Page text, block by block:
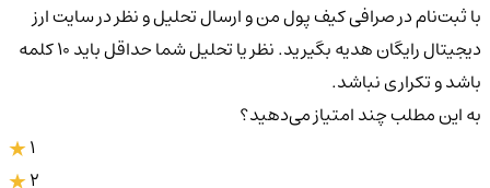
با ثبت‌نام در صرافی کیف پول من و ارسال تحلیل و نظر در سایت ارز
دیجیتال رایگان هدیه بگیرید. نظر یا تحلیل شما حداقل باید ۱۰ کلمه
باشد و تکراری نباشد.
به این مطلب چند امتیاز می‌دهید؟